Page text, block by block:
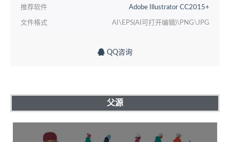
推荐软件 Adobe Illustrator CC2015+
文件格式 AI\EPS(AI可打开编辑)\PNG\JPG
QQ咨询
父源